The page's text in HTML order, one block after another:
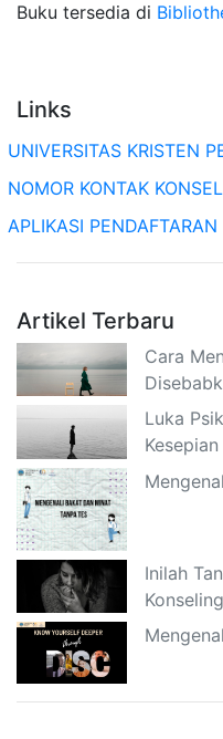
Buku tersedia di
Links
UNIVERSITAS KRISTEN
NOMOR KONTAK
APLIKASI PENDAFTARAN
Artikel Terbaru
Cara
Luka
Kesepian
Inilah
Konseling